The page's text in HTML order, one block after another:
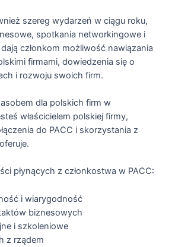
szereg wydarzeń w ciągu roku,
spotkania networkingowe i
członkom możliwość nawiązania
firmami, dowiedzenia się o
i rozwoju swoich firm.
dla polskich firm w
właścicielem polskiej firmy,
do PACC i skorzystania z
płynących z członkostwa w PACC:
i wiarygodność
biznesowych
i szkoleniowe
z rządem